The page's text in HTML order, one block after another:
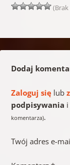
(Brak
Dodaj
Zaloguj sięlub
podpisywania i
komentarza).
Twój adres e-